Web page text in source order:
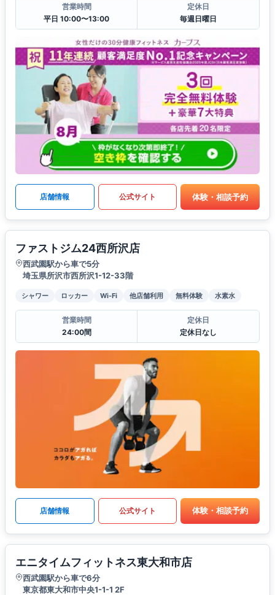
営業時間
平日 10:00〜13:00
定休日
毎週日曜日
店舗情報 公式サイト 体験・相談予約
ファストジム24西所沢店
西武園駅から車で5分
埼玉県所沢市西所沢1-12-33階
シャワー ロッカー Wi-Fi 他店舗利用 無料体験 水素水
営業時間
24:00間
定休日
定休日なし
店舗情報 公式サイト 体験・相談予約
エニタイムフィットネス東大和市店
西武園駅から車で6分
東京都東大和市中央1-1-1 2F